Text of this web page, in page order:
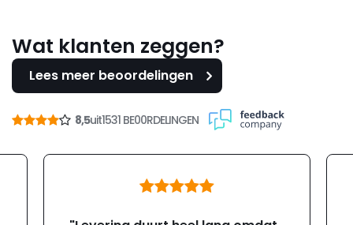
Wat klanten zeggen?
Lees meer beoordelingen
8,5uit1531 BE00RDELINGEN